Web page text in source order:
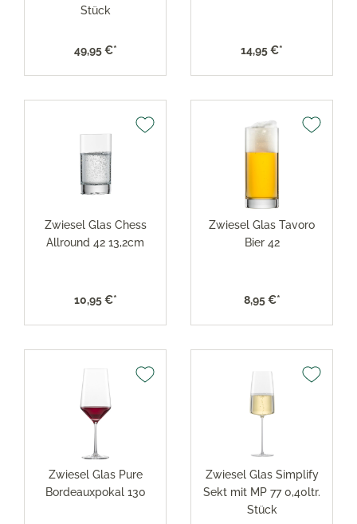
Stück
49,95 €* 14,95 €*
Zwiesel Glas Chess
Allround 42 13,2cm
10,95 €*
Zwiesel Glas Tavoro
Bier 42
8,95 €*
Zwiesel Glas Pure
Bordeauxpokal 130
Zwiesel Glas Simplify
Sekt mit MP 77 0,40ltr.
Stück